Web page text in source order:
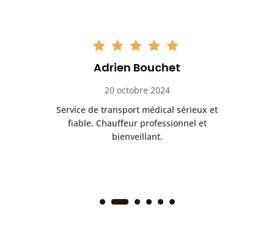
Adrien Bouchet
20 octobre 2024
Service de transport médical sérieux et
fiable. Chauffeur professionnel et
bienveillant.